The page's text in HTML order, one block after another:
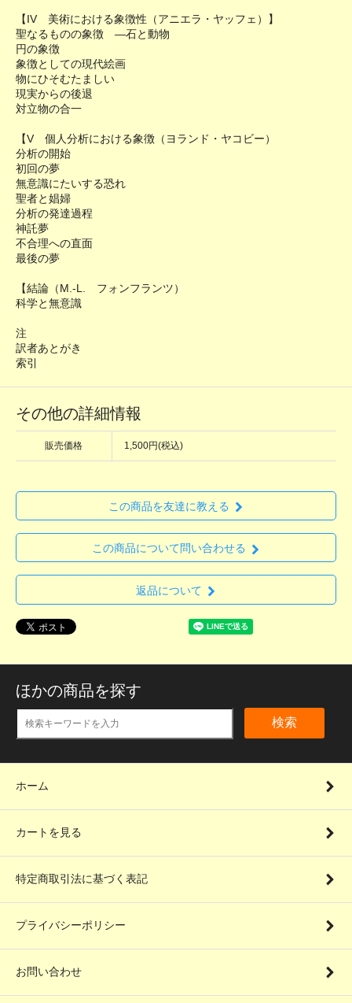
【IV 美術における象徴性（アニエラ・ヤッフェ）】
聖なるものの象徴 ―石と動物
円の象徴
象徴としての現代絵画
物にひそむたましい
現実からの後退
対立物の合一
【V 個人分析における象徴（ヨランド・ヤコビー）
分析の開始
初回の夢
無意識にたいする恐れ
聖者と娼婦
分析の発達過程
神託夢
不合理への直面
最後の夢
【結論（M.-L. フォンフランツ）
科学と無意識
注
訳者あとがき
索引
その他の詳細情報
販売価格 1,500円(税込)
この商品を友達に教える
この商品について問い合わせる
返品について
ほかの商品を探す
検索
ホーム
カートを見る
特定商取引法に基づく表記
プライバシーポリシー
お問い合わせ